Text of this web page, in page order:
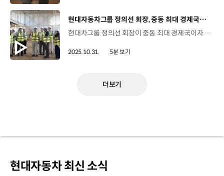
[동영상]
현대자동차그룹 정의선 회장, 중동 최대 경제국인 사우디아라비아 방문
현대차그룹 정의선 회장이 중동 최대 경제국이자 산업구조의 대전환을 추진하고 있는 사우디아라비아를 방문해 총리인 빈 살만 왕세자를 면담하고, 그룹의 현지 성장전략을 점검했습니다. 자세한 소식 전해주시죠. 정의선 회장은 현지시간으로 지난 27일, 사우디아라비아 리야드 리츠칼튼 호텔에서 무함마드 빈 살만 왕세자를 만나 자동차 산업과 스마트 시티 등의 분야에서 폭넓은 의견을 나눴습니다. 정의선 회장과 무함마드 빈 살만 왕세자는 지난 2022년 빈 살만 왕세자의 방한 당시, 면담을 비롯해 두 차례 만났지만, 단독 회동은 이번이 처음입니다. 사우디아라비아는 기존 에너지 중심 산업 구조를 제조업, 수소에너지 등으로 다변화하기 위해 국가 발전 프로젝트 ‘비전 2030’을 통해 자동차 산업은 물론 광범위한 영역에서 사업을 펼치고 있는데요. 현대차그룹은 중동 최대의 자동차 시장인 사우디아라비아에 현대차 생산공장을 건설 중이며 주요 기관 및 기업 등과 활발하게 협업을 확대하고 있습니다. 이번 면담에서 정의선 회장은 사우디아라비아의 미래 비전 실현 협력 파트너로서 현대차그룹이 진행중인 협업 사업들과 구상 등을 설명했는데요. “사우디아라비아 산업 수요와 고객 니즈에 부응하기 위해 특화설비를 적용한 현지 맞춤형 공장, HMMME (현대차 사우디아라비아 생산법인)을 건설하고 있다”며 “향후 시장 상황을 감안해 생산능력 확대도 검토하겠다”고 밝혔습니다. 정의선 회장은 빈 살만 왕세자 주도로 추진 중인 ‘사우디아라비아 비전 2030’에 대해서도 의견을 교환했으며, “현대차그룹은 신재생에너지, 수소, SMR, 원전 등 차세대 에너지 분야에서 다각적인 사업 협력을 기대한다”고 말하며 현대차그룹과 사우디아라비아의 협업 확대에 대한 기대도 표명했습니다. 정의선 회장은 빈 살만 왕세자와 만나기에 앞서 HMMME를 방문해 공장 건설 현황과 중장기 전략을 점검했죠. HMMME는 중동 지역 최초의 현대차 생산 거점으로, 현대차가 사우디아라비아 대표 브랜드로 도약하기 위한 핵심 공장인데요 정의선 회장은 지난 26일, 현대차 호세 무뇨스 사장과 함께 HMMME를 방문해 2026년 4분기 가동을 목표로 건설 중인 신공장 건설 현장을 둘러보고, 현지 임직원과 성장 전략에 대해 심도 깊게 논의했습니다. 정의선 회장은 무더위 속에서 근무하는 현지 임직원들을 격려하고 “사우디아라비아 생산 거점 구축은 현대차가 중동에서 내딛는 새로운 도전의 발걸음”이라며, “고온, 사막 등 이전의 거점들과는 다른 환경에서 고객의 기대를 뛰어넘는 모빌리티를 적기에 공급할 수 있도록 모든 부문에서 철저한 준비를 해야한다”고 당부했습니다. 킹 살만 자동차 산업단지에 들어설 HMMME는 중동 지역 최초의 현대차 생산 거점으로 현대차가 사우디아라비아 대표 브랜드로 도약하기 위한 핵심 공장인데요. 현대차가 30%, 사우디아라비아 국부펀드가 70%의 지분을 보유하고 있으며, 올해 5월 착공해 내년 4분기 가동을 목표로 건설 중입니다. 연간 생산규모는 5만대로, 전기차와 내연기관차를 혼류 생산하게 됩니다. 현대차는 사우디아라비아 산업 수요와 기후적 특성을 감안하여, 다양한 고객 니즈 대응을 위한 다차종 생산 설비 구축, 유지보수가 용이한 단순·견고한 설계 구조 적용, 고온 및 모래먼지에 대응 가능한 냉방설비와 방진 대책 적용 등을 통해 고품질의 차량 생산 거점으로 운영할 예정입니다. 앞으로 현대차는 사우디아라비아 전용 스페셜 에디션 운영, 고객 선호 SUV 라인업 확대 등으로 고객을 적극적으로 공략하고, 기아도 올해 출시한 타스만을 플래그십 모델로 육성하는 한편, PBV 시장 선점에도 힘을 쏟을 계획입니다. 현대차그룹은 사우디아라비아 주요 기관 및 기업들과 모빌리티·스마트시티 등에서의 협력도 확대해 나가고 있죠 네, 현대차그룹은 사우디아라비아 현지에서 네옴(NEOM), RSG(Red Sea Global), Misk 재단(Misk Foundation) 등과 함께 친환경 미래 모빌리티 도입을 위한 다양한 협업을 진행하고 있습니다. 현대차그룹이 현지 주요 기관 및 기업들과의 다각적인 협력을 통해 사우디아라비아를 비롯한 중동 시장에서 미래 모빌리티 비전을 실현해 나가길 기대하겠습니다. 오늘 소식 전해주셔서 고맙습니다.
2025.10.31. 5분 보기
더보기
현대자동차 최신 소식